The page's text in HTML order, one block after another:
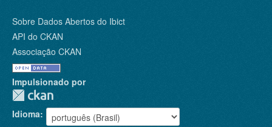
Sobre Dados Abertos do Ibict
API do CKAN
Associação CKAN
Impulsionado por
Idioma